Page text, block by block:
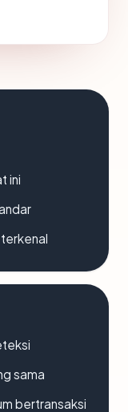
ini
sama
bertransaksi